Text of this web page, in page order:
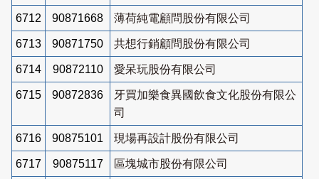
6712 90871668 薄荷純電顧問股份有限公司
6713 90871750 共想行銷顧問股份有限公司
6714 90872110 愛呆玩股份有限公司
6715 90872836
牙買加樂食異國飲食文化股份有限公
司
6716 90875101 現場再設計股份有限公司
6717 90875117 區塊城市股份有限公司